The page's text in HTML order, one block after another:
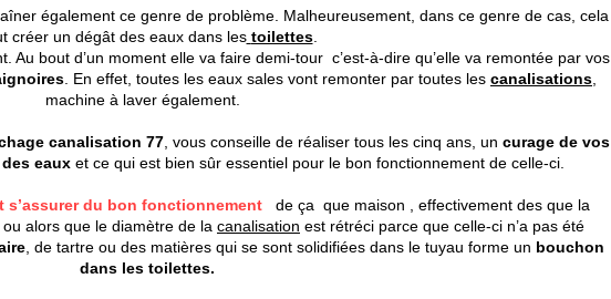
également ce genre de problème. Malheureusement, dans ce genre de cas, cela
créer un dégât des eaux dans les toilettes.
Au bout d’un moment elle va faire demi-tour c’est-à-dire qu’elle va remontée par vos
. En effet, toutes les eaux sales vont remonter par toutes les canalisations
machine à laver également.
canalisation 77, vous conseille de réaliser tous les cinq ans, un curage de vos
eaux et ce qui est bien sûr essentiel pour le bon fonctionnement de celle-ci.
s’assurer du bon fonctionnement
de ça que maison , effectivement des que la
alors que le diamètre de la canalisation est rétréci parce que celle-ci n’a pas été
, de tartre ou des matières qui se sont solidifiées dans le tuyau forme un bouchon
dans les toilettes.